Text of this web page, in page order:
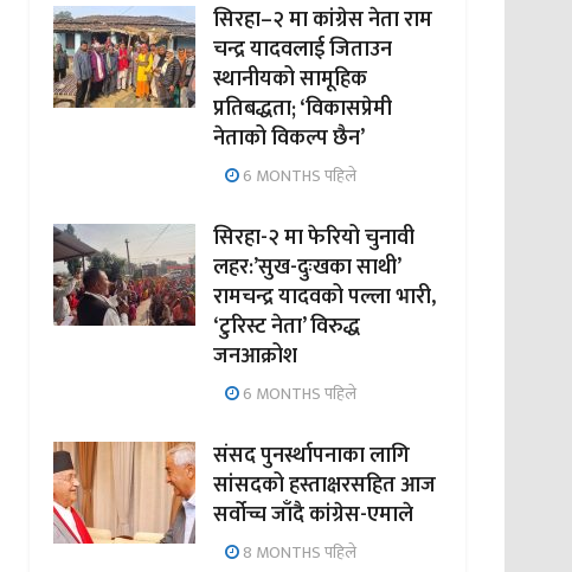
सिरहा–२ मा कांग्रेस नेता राम
चन्द्र यादवलाई जिताउन
स्थानीयको सामूहिक
प्रतिबद्धता; ‘विकासप्रेमी
नेताको विकल्प छैन’
6 MONTHS पहिले
सिरहा-२ मा फेरियो चुनावी
लहर:’सुख-दुःखका साथी’
रामचन्द्र यादवको पल्ला भारी,
‘टुरिस्ट नेता’ विरुद्ध
जनआक्रोश
6 MONTHS पहिले
संसद पुनर्स्थापनाका लागि
सांसदको हस्ताक्षरसहित आज
सर्वोच्च जाँदै कांग्रेस-एमाले
8 MONTHS पहिले